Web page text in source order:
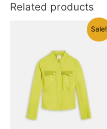
Related products
Sale!